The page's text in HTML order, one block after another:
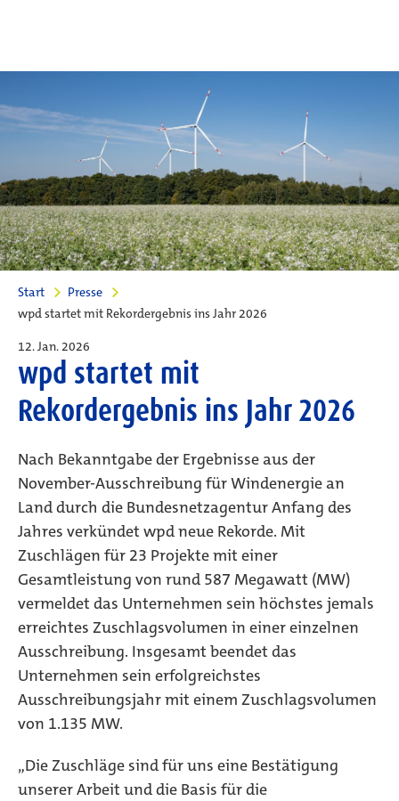
Start
Presse
wpd startet mit Rekordergebnis ins Jahr 2026
12. Jan. 2026
wpd startet mit
Rekordergebnis ins Jahr 2026
Nach Bekanntgabe der Ergebnisse aus der
November-Ausschreibung für Windenergie an
Land durch die Bundesnetzagentur Anfang des
Jahres verkündet wpd neue Rekorde. Mit
Zuschlägen für 23 Projekte mit einer
Gesamtleistung von rund 587 Megawatt (MW)
vermeldet das Unternehmen sein höchstes jemals
erreichtes Zuschlagsvolumen in einer einzelnen
Ausschreibung. Insgesamt beendet das
Unternehmen sein erfolgreichstes
Ausschreibungsjahr mit einem Zuschlagsvolumen
von 1.135 MW.
„Die Zuschläge sind für uns eine Bestätigung
unserer Arbeit und die Basis für die